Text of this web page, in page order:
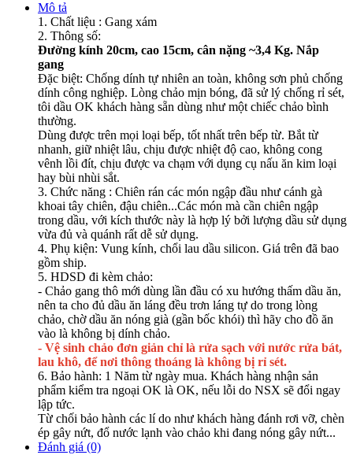
Mô tả
1. Chất liệu : Gang xám
2. Thông số:
Đường kính 20cm, cao 15cm, cân nặng ~3,4 Kg. Nắp
gang
Đặc biệt: Chống dính tự nhiên an toàn, không sơn phủ chống
dính công nghiệp. Lòng chảo mịn bóng, đã sử lý chống rỉ sét,
tôi dầu OK khách hàng sẵn dùng như một chiếc chảo bình
thường.
Dùng được trên mọi loại bếp, tốt nhất trên bếp từ. Bắt từ
nhanh, giữ nhiệt lâu, chịu được nhiệt độ cao, không cong
vênh lồi đít, chịu được va chạm với dụng cụ nấu ăn kim loại
hay bùi nhùi sắt.
3. Chức năng : Chiên rán các món ngập đầu như cánh gà
khoai tây chiên, đậu chiên...Các món mà cần chiên ngập
trong dầu, với kích thước này là hợp lý bởi lượng dầu sử dụng
vừa đủ và quánh rất dễ sử dụng.
4. Phụ kiện: Vung kính, chổi lau dầu silicon. Giá trên đã bao
gồm ship.
5. HDSD đi kèm chảo:
- Chảo gang thô mới dùng lần đầu có xu hướng thấm dầu ăn,
nên ta cho đủ dầu ăn láng đều trơn láng tự do trong lòng
chảo, chờ dầu ăn nóng già (gần bốc khói) thì hãy cho đồ ăn
vào là không bị dính chảo.
- Vệ sinh chảo đơn giản chỉ là rửa sạch với nước rửa bát,
lau khô, để nơi thông thoáng là không bị rỉ sét.
6. Bảo hành: 1 Năm từ ngày mua. Khách hàng nhận sản
phẩm kiểm tra ngoại OK là OK, nếu lỗi do NSX sẽ đổi ngay
lập tức.
Từ chối bảo hành các lí do như khách hàng đánh rơi vỡ, chèn
ép gây nứt, đổ nước lạnh vào chảo khi đang nóng gây nứt...
Đánh giá (0)